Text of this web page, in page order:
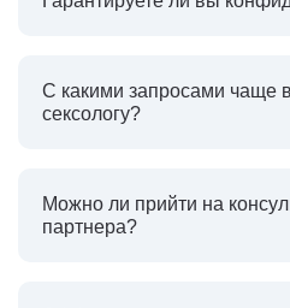
С какими запросами чаще
сексологу?
Можно ли прийти на
партнера?